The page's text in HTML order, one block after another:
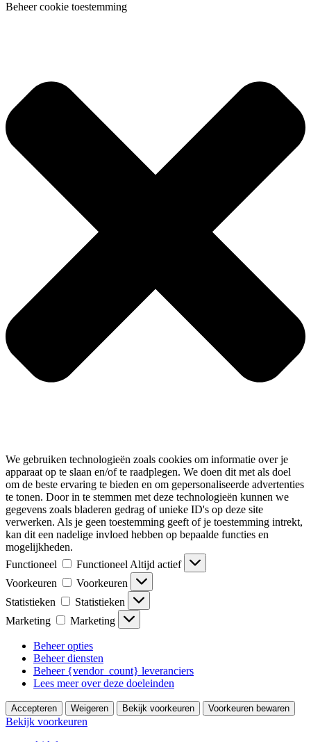
Beheer cookie toestemming
We gebruiken technologieën zoals cookies om informatie over je
apparaat op te slaan en/of te raadplegen. We doen dit met als doel
om de beste ervaring te bieden en om gepersonaliseerde advertenties
te tonen. Door in te stemmen met deze technologieën kunnen we
gegevens zoals bladeren gedrag of unieke ID's op deze site
verwerken. Als je geen toestemming geeft of je toestemming intrekt,
kan dit een nadelige invloed hebben op bepaalde functies en
mogelijkheden.
Functioneel
Functioneel Altijd actief
Voorkeuren
Voorkeuren
Statistieken
Statistieken
Marketing
Marketing
Beheer opties
Beheer diensten
Beheer {vendor_count} leveranciers
Lees meer over deze doeleinden
Accepteren Weigeren Bekijk voorkeuren Voorkeuren bewaren
Bekijk voorkeuren